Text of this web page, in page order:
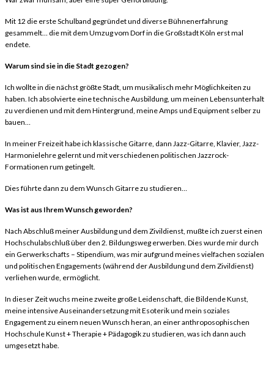
Mit 12 die erste Schulband gegründet und diverse Bühnenerfahrung
gesammelt… die mit dem Umzug vom Dorf in die Großstadt Köln erst mal
endete.
Warum sind sie in die Stadt gezogen?
Ich wollte in die nächst größte Stadt, um musikalisch mehr Möglichkeiten zu
haben. Ich absolvierte eine technische Ausbildung, um meinen Lebensunterhalt
zu verdienen und mit dem Hintergrund, meine Amps und Equipment selber zu
bauen…
In meiner Freizeit habe ich klassische Gitarre, dann Jazz-Gitarre, Klavier, Jazz-
Harmonielehre gelernt und mit verschiedenen politischen Jazzrock-
Formationen rum getingelt.
Dies führte dann zu dem Wunsch Gitarre zu studieren…
Was ist aus Ihrem Wunsch geworden?
Nach Abschluß meiner Ausbildung und dem Zivildienst, mußte ich zuerst einen
Hochschulabschluß über den 2. Bildungsweg erwerben. Dies wurde mir durch
ein Gerwerkschafts – Stipendium, was mir aufgrund meines vielfachen sozialen
und politischen Engagements (während der Ausbildung und dem Zivildienst)
verliehen wurde, ermöglicht.
In dieser Zeit wuchs meine zweite große Leidenschaft, die Bildende Kunst,
meine intensive Auseinandersetzung mit Esoterik und mein soziales
Engagement zu einem neuen Wunsch heran, an einer anthroposophischen
Hochschule Kunst + Therapie + Pädagogik zu studieren, was ich dann auch
umgesetzt habe.